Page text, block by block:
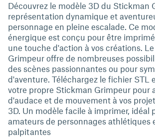
Découvrez le modèle 3D du Stickman
représentation dynamique et
personnage en pleine escalade. Ce
énergique est conçu pour être
une touche d'action à vos créations.
Grimpeur offre de nombreuses
des scènes passionnantes ou pour
d'aventure. Téléchargez le fichier STL
votre propre Stickman Grimpeur pour
d'audace et de mouvement à vos
3D. Un modèle facile à imprimer, idéal
amateurs de personnages athlétiques
palpitantes